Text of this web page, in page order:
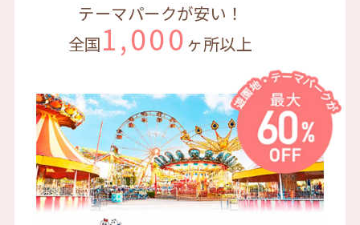
テーマパークが安い！
全国1,000 ヶ所以上